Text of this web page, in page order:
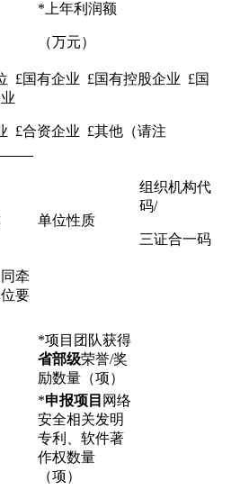
*上年利润额
（万元）
£国有企业 £国有控股企业 £国
£合资企业 £其他（请注
单位性质
组织机构代
码/
三证合一码
同牵
要
*项目团队获得
省部级荣誉/奖
励数量（项）
*申报项目 网络
安全相关发明
专利、软件著
作权数量
（项）